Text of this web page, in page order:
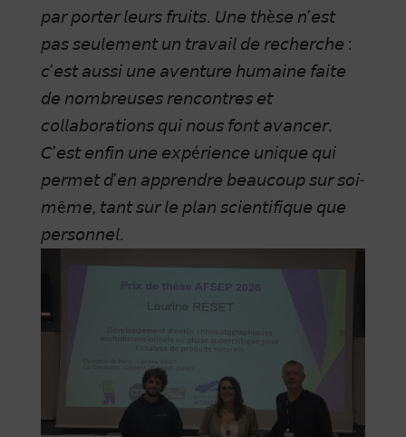
𝘱𝘢𝘳 𝘱𝘰𝘳𝘵𝘦𝘳 𝘭𝘦𝘶𝘳𝘴 𝘧𝘳𝘶𝘪𝘵𝘴. 𝘜𝘯𝘦 𝘵𝘩è𝘴𝘦 𝘯’𝘦𝘴𝘵
𝘱𝘢𝘴 𝘴𝘦𝘶𝘭𝘦𝘮𝘦𝘯𝘵 𝘶𝘯 𝘵𝘳𝘢𝘷𝘢𝘪𝘭 𝘥𝘦 𝘳𝘦𝘤𝘩𝘦𝘳𝘤𝘩𝘦 :
𝘤’𝘦𝘴𝘵 𝘢𝘶𝘴𝘴𝘪 𝘶𝘯𝘦 𝘢𝘷𝘦𝘯𝘵𝘶𝘳𝘦 𝘩𝘶𝘮𝘢𝘪𝘯𝘦 𝘧𝘢𝘪𝘵𝘦
𝘥𝘦 𝘯𝘰𝘮𝘣𝘳𝘦𝘶𝘴𝘦𝘴 𝘳𝘦𝘯𝘤𝘰𝘯𝘵𝘳𝘦𝘴 𝘦𝘵
𝘤𝘰𝘭𝘭𝘢𝘣𝘰𝘳𝘢𝘵𝘪𝘰𝘯𝘴 𝘲𝘶𝘪 𝘯𝘰𝘶𝘴 𝘧𝘰𝘯𝘵 𝘢𝘷𝘢𝘯𝘤𝘦𝘳.
𝘊’𝘦𝘴𝘵 𝘦𝘯𝘧𝘪𝘯 𝘶𝘯𝘦 𝘦𝘹𝘱é𝘳𝘪𝘦𝘯𝘤𝘦 𝘶𝘯𝘪𝘲𝘶𝘦 𝘲𝘶𝘪
𝘱𝘦𝘳𝘮𝘦𝘵 𝘥’𝘦𝘯 𝘢𝘱𝘱𝘳𝘦𝘯𝘥𝘳𝘦 𝘣𝘦𝘢𝘶𝘤𝘰𝘶𝘱 𝘴𝘶𝘳 𝘴𝘰𝘪-
𝘮ê𝘮𝘦, 𝘵𝘢𝘯𝘵 𝘴𝘶𝘳 𝘭𝘦 𝘱𝘭𝘢𝘯 𝘴𝘤𝘪𝘦𝘯𝘵𝘪𝘧𝘪𝘲𝘶𝘦 𝘲𝘶𝘦
𝘱𝘦𝘳𝘴𝘰𝘯𝘯𝘦𝘭.